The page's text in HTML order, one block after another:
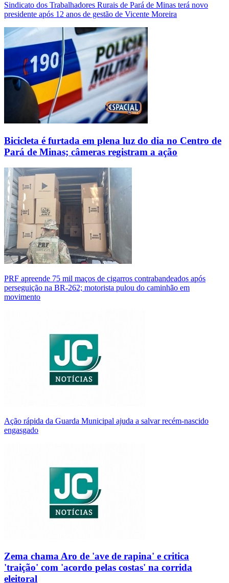
Sindicato dos Trabalhadores Rurais de Pará de Minas terá novo
presidente após 12 anos de gestão de Vicente Moreira
Bicicleta é furtada em plena luz do dia no Centro de
Pará de Minas; câmeras registram a ação
PRF apreende 75 mil maços de cigarros contrabandeados após
perseguição na BR-262; motorista pulou do caminhão em
movimento
Ação rápida da Guarda Municipal ajuda a salvar recém-nascido
engasgado
Zema chama Aro de 'ave de rapina' e critica
'traição' com 'acordo pelas costas' na corrida
eleitoral